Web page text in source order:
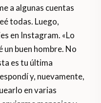
a algunas cuentas
todas. Luego,
en Instagram. «Lo
un buen hombre. No
es tu última
y, nuevamente,
en varias